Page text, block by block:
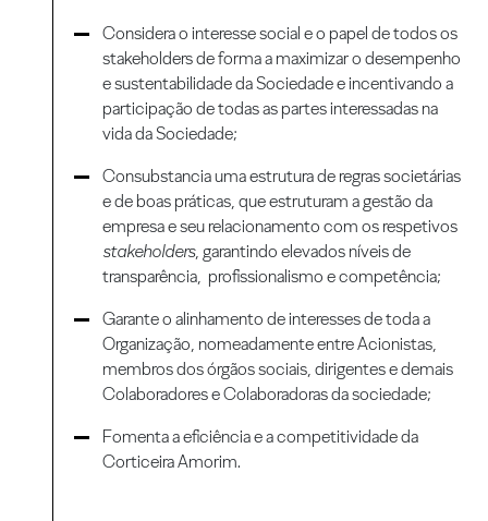
Considera o interesse social e o papel de todos os
stakeholders de forma a maximizar o desempenho
e sustentabilidade da Sociedade e incentivando a
participação de todas as partes interessadas na
vida da Sociedade;
Consubstancia uma estrutura de regras societárias
e de boas práticas, que estruturam a gestão da
empresa e seu relacionamento com os respetivos
stakeholders, garantindo elevados níveis de
transparência, profissionalismo e competência;
Garante o alinhamento de interesses de toda a
Organização, nomeadamente entre Acionistas,
membros dos órgãos sociais, dirigentes e demais
Colaboradores e Colaboradoras da sociedade;
Fomenta a eficiência e a competitividade da
Corticeira Amorim.